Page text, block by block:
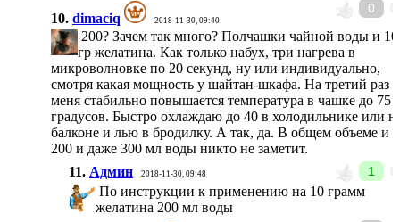
0
10. dimaciq 2018-11-30, 09:40
200? Зачем так много? Полчашки чайной воды и 10
гр желатина. Как только набух, три нагрева в
микроволновке по 20 секунд, ну или индивидуально,
смотря какая мощность у шайтан-шкафа. На третий раз у
меня стабильно повышается температура в чашке до 75
градусов. Быстро охлаждаю до 40 в холодильнике или
балконе и лью в бродилку. А так, да. В общем объеме и
200 и даже 300 мл воды никто не заметит.
1
11. Админ 2018-11-30, 09:48
По инструкции к применению на 10 грамм
желатина 200 мл воды